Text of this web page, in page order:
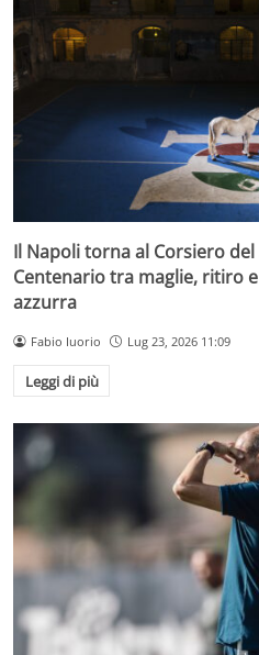
Il Napoli torna al Corsiero del
Centenario tra maglie, ritiro
azzurra
Fabio Iuorio Lug 23, 2026 11:09
Leggi di più